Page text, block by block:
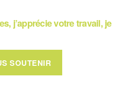
j’apprécie votre travail, je
SOUTENIR